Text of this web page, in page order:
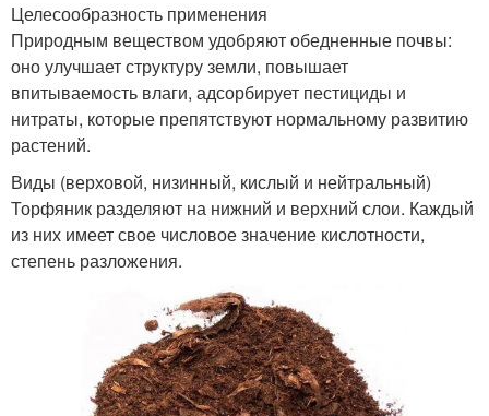
Целесообразность применения
Природным веществом удобряют обедненные почвы:
оно улучшает структуру земли, повышает
впитываемость влаги, адсорбирует пестициды и
нитраты, которые препятствуют нормальному развитию
растений.
Виды (верховой, низинный, кислый и нейтральный)
Торфяник разделяют на нижний и верхний слои. Каждый
из них имеет свое числовое значение кислотности,
степень разложения.